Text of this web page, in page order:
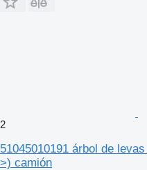
2
51045010191 árbol de
>) camión